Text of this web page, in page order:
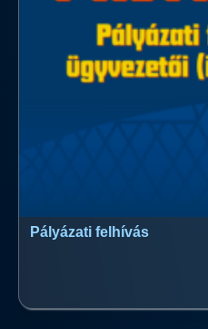
Pályázati felhívás